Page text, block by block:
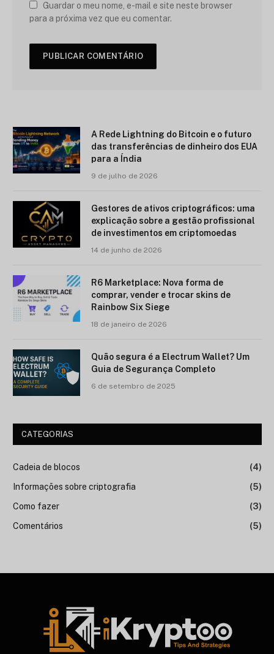
Guardar o meu nome, e-mail e site neste browser
para a próxima vez que eu comentar.
A Rede Lightning do Bitcoin e o futuro
das transferências de dinheiro dos EUA
para a Índia
9 de julho de 2026
Gestores de ativos criptográficos: uma
explicação sobre a gestão profissional
de investimentos em criptomoedas
14 de junho de 2026
R6 Marketplace: Nova forma de
comprar, vender e trocar skins de
Rainbow Six Siege
18 de janeiro de 2026
Quão segura é a Electrum Wallet? Um
Guia de Segurança Completo
6 de setembro de 2025
CATEGORIAS
Cadeia de blocos
(4)
Informações sobre criptografia
(5)
Como fazer
(3)
Comentários
(5)